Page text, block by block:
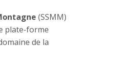
(SSMM)
plate-forme
de la